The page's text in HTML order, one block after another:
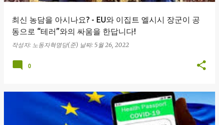
최신 농담을 아시나요? - EU와 이집트 엘시시 장군이 공
동으로 “테러”와의 싸움을 한답니다!
작성자: 노동자혁명당(준) 날짜: 5월 26, 2022
0